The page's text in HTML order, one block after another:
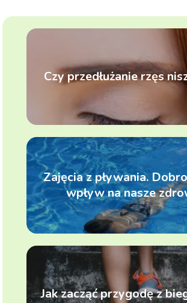
Czy przedłużanie rzęs
Zajęcia z pływania.
wpływ na nasze
Jak zacząć przygodę z